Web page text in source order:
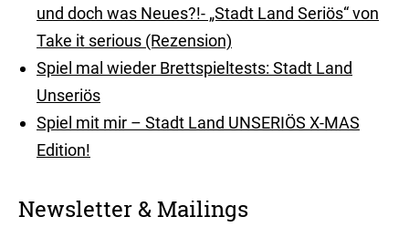
und doch was Neues?!- „Stadt Land Seriös“ von
Take it serious (Rezension)
Spiel mal wieder Brettspieltests: Stadt Land
Unseriös
Spiel mit mir – Stadt Land UNSERIÖS X-MAS
Edition!
Newsletter & Mailings